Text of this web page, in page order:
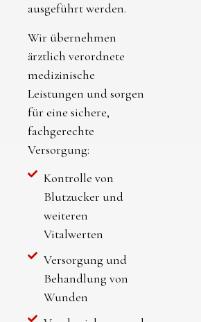
ausgeführt werden.
Wir übernehmen
ärztlich verordnete
medizinische
Leistungen und sorgen
für eine sichere,
fachgerechte
Versorgung:
Kontrolle von
Blutzucker und
weiteren
Vitalwerten
Versorgung und
Behandlung von
Wunden